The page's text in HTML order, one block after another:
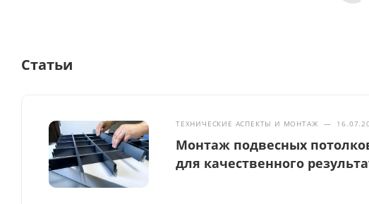
Статьи
ТЕХНИЧЕСКИЕ АСПЕКТЫ И МОНТАЖ —
Монтаж подвесных
для качественного